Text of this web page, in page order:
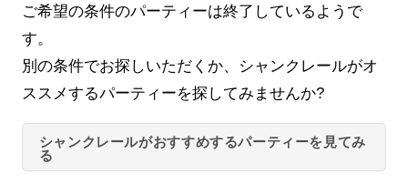
ご希望の条件のパーティーは終了しているようで
す。
別の条件でお探しいただくか、シャンクレールがオ
ススメするパーティーを探してみませんか?
シャンクレールがおすすめするパーティーを見てみ
る